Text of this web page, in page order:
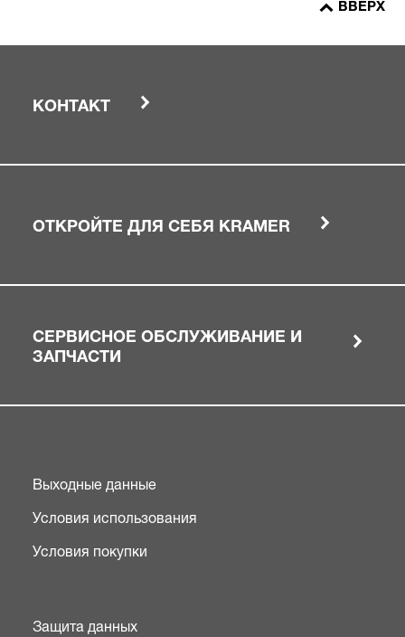
ВВЕРХ
КОНТАКТ
ОТКРОЙТЕ ДЛЯ СЕБЯ KRAMER
СЕРВИСНОЕ ОБСЛУЖИВАНИЕ И
ЗАПЧАСТИ
Выходные данные
Условия использования
Условия покупки
Защита данных